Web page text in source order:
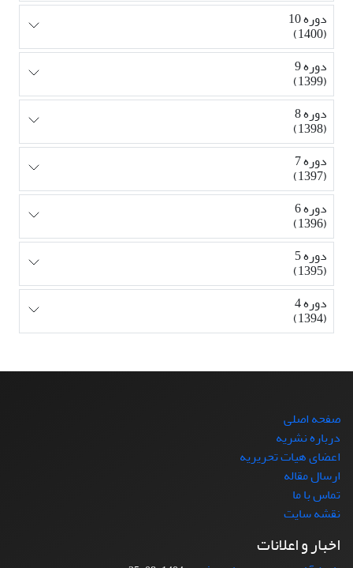
دوره 10
(1400)
دوره 9
(1399)
دوره 8
(1398)
دوره 7
(1397)
دوره 6
(1396)
دوره 5
(1395)
دوره 4
(1394)
صفحه اصلی
درباره نشریه
اعضای هیات تحریریه
ارسال مقاله
تماس با ما
نقشه سایت
اخبار و اعلانات